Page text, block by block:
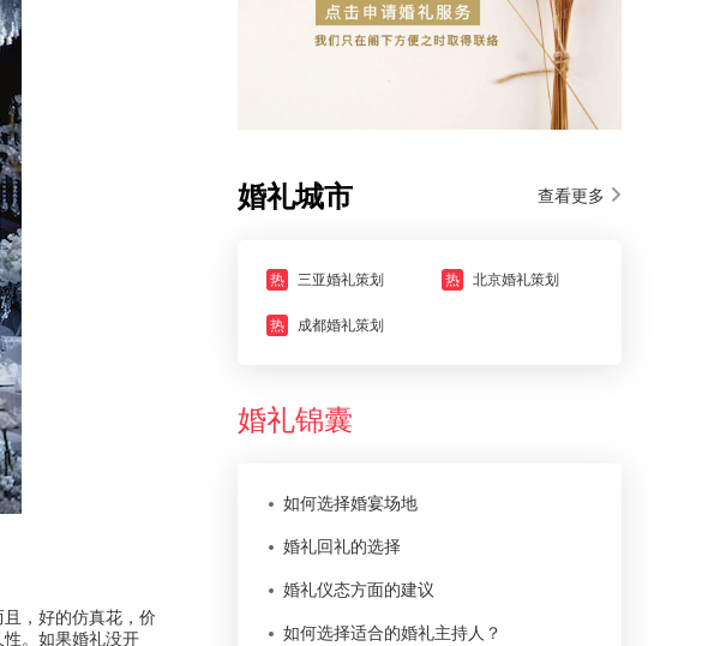
，好的仿真花，价
。如果婚礼没开
婚礼城市 查看更多
热 三亚婚礼策划 热 北京婚礼策划
热 成都婚礼策划
婚礼锦囊
如何选择婚宴场地
婚礼回礼的选择
婚礼仪态方面的建议
如何选择适合的婚礼主持人？